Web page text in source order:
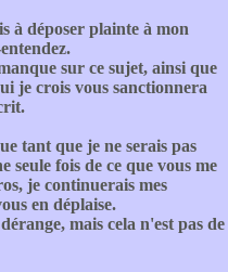
à déposer plainte à mon
sur ce sujet, ainsi que
je crois vous sanctionnera
tant que je ne serais pas
seule fois de ce que vous me
je continuerais mes
en déplaise.
mais cela n'est pas de